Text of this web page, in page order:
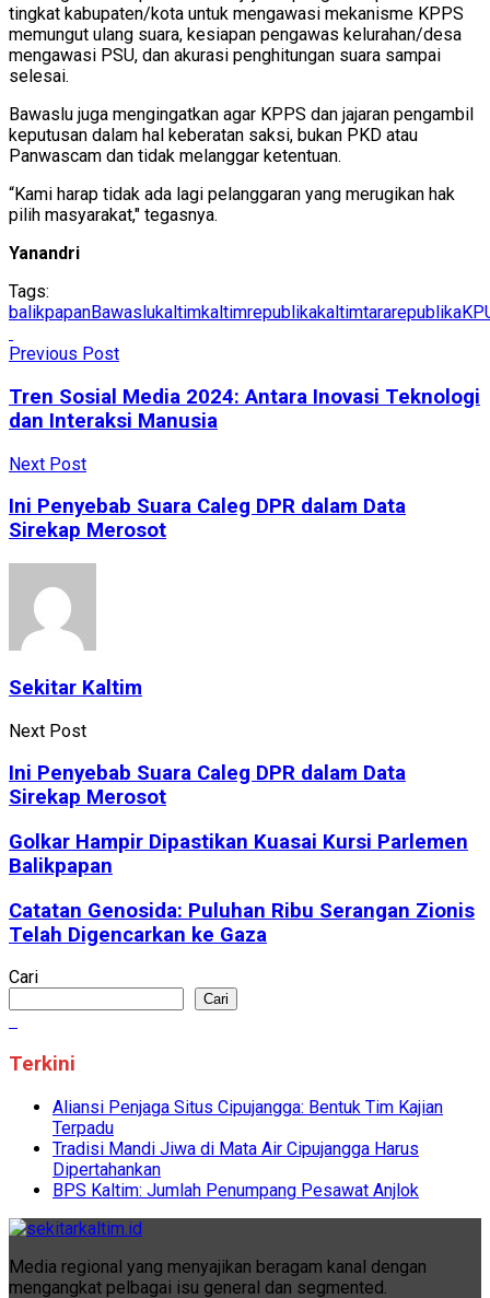
tingkat kabupaten/kota untuk mengawasi mekanisme KPPS
memungut ulang suara, kesiapan pengawas kelurahan/desa
mengawasi PSU, dan akurasi penghitungan suara sampai
selesai.
Bawaslu juga mengingatkan agar KPPS dan jajaran pengambil
keputusan dalam hal keberatan saksi, bukan PKD atau
Panwascam dan tidak melanggar ketentuan.
“Kami harap tidak ada lagi pelanggaran yang merugikan hak
pilih masyarakat," tegasnya.
Yanandri
Tags:
balikpapanBawaslukaltimkaltimrepublikakaltimtararepublika
Previous Post
Tren Sosial Media 2024: Antara Inovasi Teknologi
dan Interaksi Manusia
Next Post
Ini Penyebab Suara Caleg DPR dalam Data
Sirekap Merosot
Sekitar Kaltim
Next Post
Ini Penyebab Suara Caleg DPR dalam Data
Sirekap Merosot
Golkar Hampir Dipastikan Kuasai Kursi Parlemen
Balikpapan
Catatan Genosida: Puluhan Ribu Serangan Zionis
Telah Digencarkan ke Gaza
Cari
Cari
Terkini
Aliansi Penjaga Situs Cipujangga: Bentuk Tim Kajian
Terpadu
Tradisi Mandi Jiwa di Mata Air Cipujangga Harus
Dipertahankan
BPS Kaltim: Jumlah Penumpang Pesawat Anjlok
Media regional yang menyajikan beragam kanal dengan
mengangkat pelbagai isu general dan segmented.